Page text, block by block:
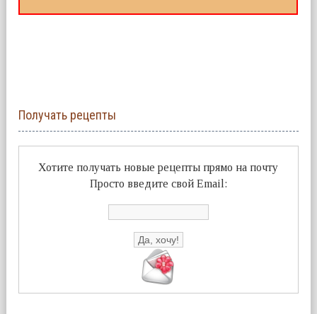
Получать рецепты
Хотите получать новые рецепты прямо на почту
Просто введите свой Email: